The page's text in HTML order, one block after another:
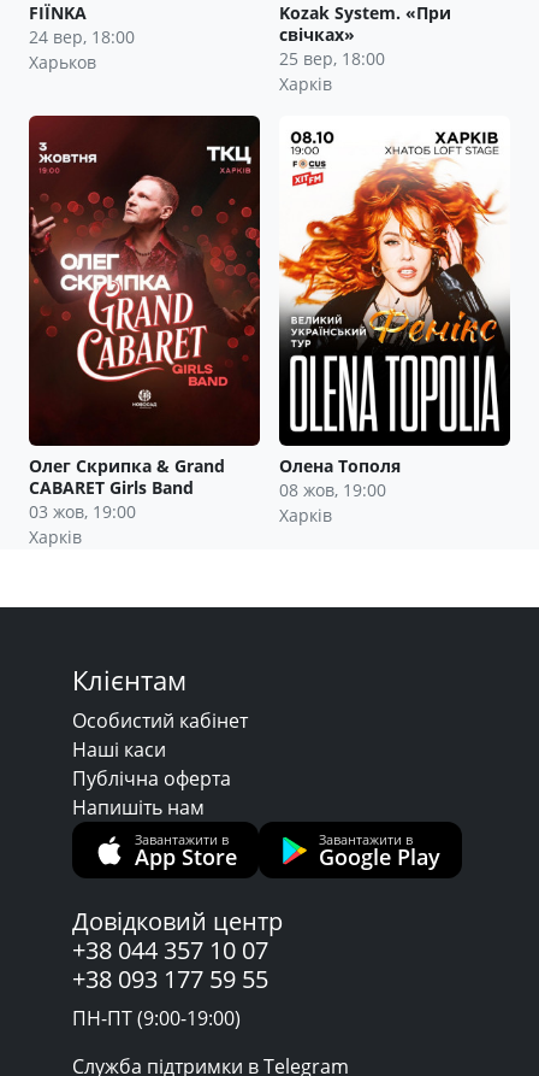
FIЇNKA
24 вер, 18:00
Харьков
Kozak System. «При
свічках»
25 вер, 18:00
Харків
Олег Скрипка & Grand
CABARET Girls Band
03 жов, 19:00
Харків
Олена Тополя
08 жов, 19:00
Харків
Клієнтам
Особистий кабінет
Наші каси
Публічна оферта
Напишіть нам
Завантажити в
App Store
Завантажити в
Google Play
Довідковий центр
+38 044 357 10 07
+38 093 177 59 55
ПН-ПТ (9:00-19:00)
Служба підтримки в Telegram